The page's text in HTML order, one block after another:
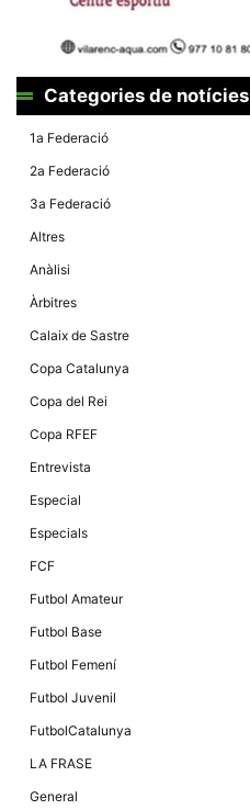
Categories de notícies
1a Federació
2a Federació
3a Federació
Altres
Anàlisi
Àrbitres
Calaix de Sastre
Copa Catalunya
Copa del Rei
Copa RFEF
Entrevista
Especial
Especials
FCF
Futbol Amateur
Futbol Base
Futbol Femení
Futbol Juvenil
FutbolCatalunya
LA FRASE
General